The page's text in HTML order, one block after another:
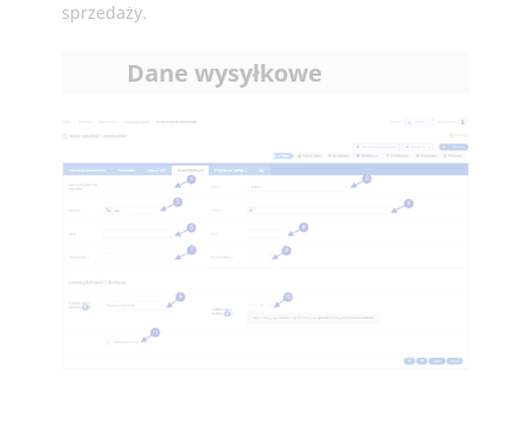
sprzedaży.
Dane wysyłkowe